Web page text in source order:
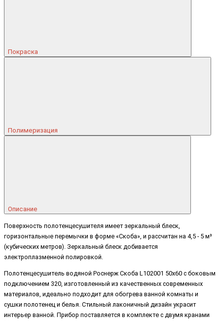
Покраска
Полимеризация
Описание
Поверхность полотенцесушителя имеет зеркальный блеск,
горизонтальные перемычки в форме «Скоба», и рассчитан на 4,5 - 5 м³
(кубических метров). Зеркальный блеск добивается
электроплазменной полировкой.
Полотенцесушитель водяной Роснерж Скоба L102001 50x60 с боковым
подключением 320, изготовленный из качественных современных
материалов, идеально подходит для обогрева ванной комнаты и
сушки полотенец и белья. Стильный лаконичный дизайн украсит
интерьер ванной. Прибор поставляется в комплекте с двумя кранами